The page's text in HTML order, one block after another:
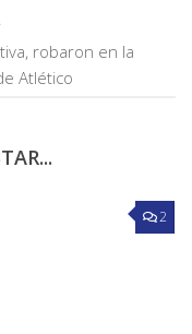
robaron en la
Atlético
2